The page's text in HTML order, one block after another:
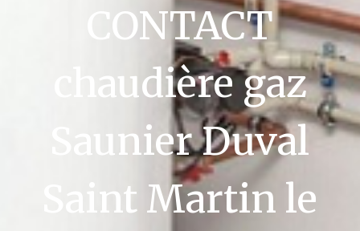
CONTACT
chaudière gaz
Saunier Duval
Saint Martin le